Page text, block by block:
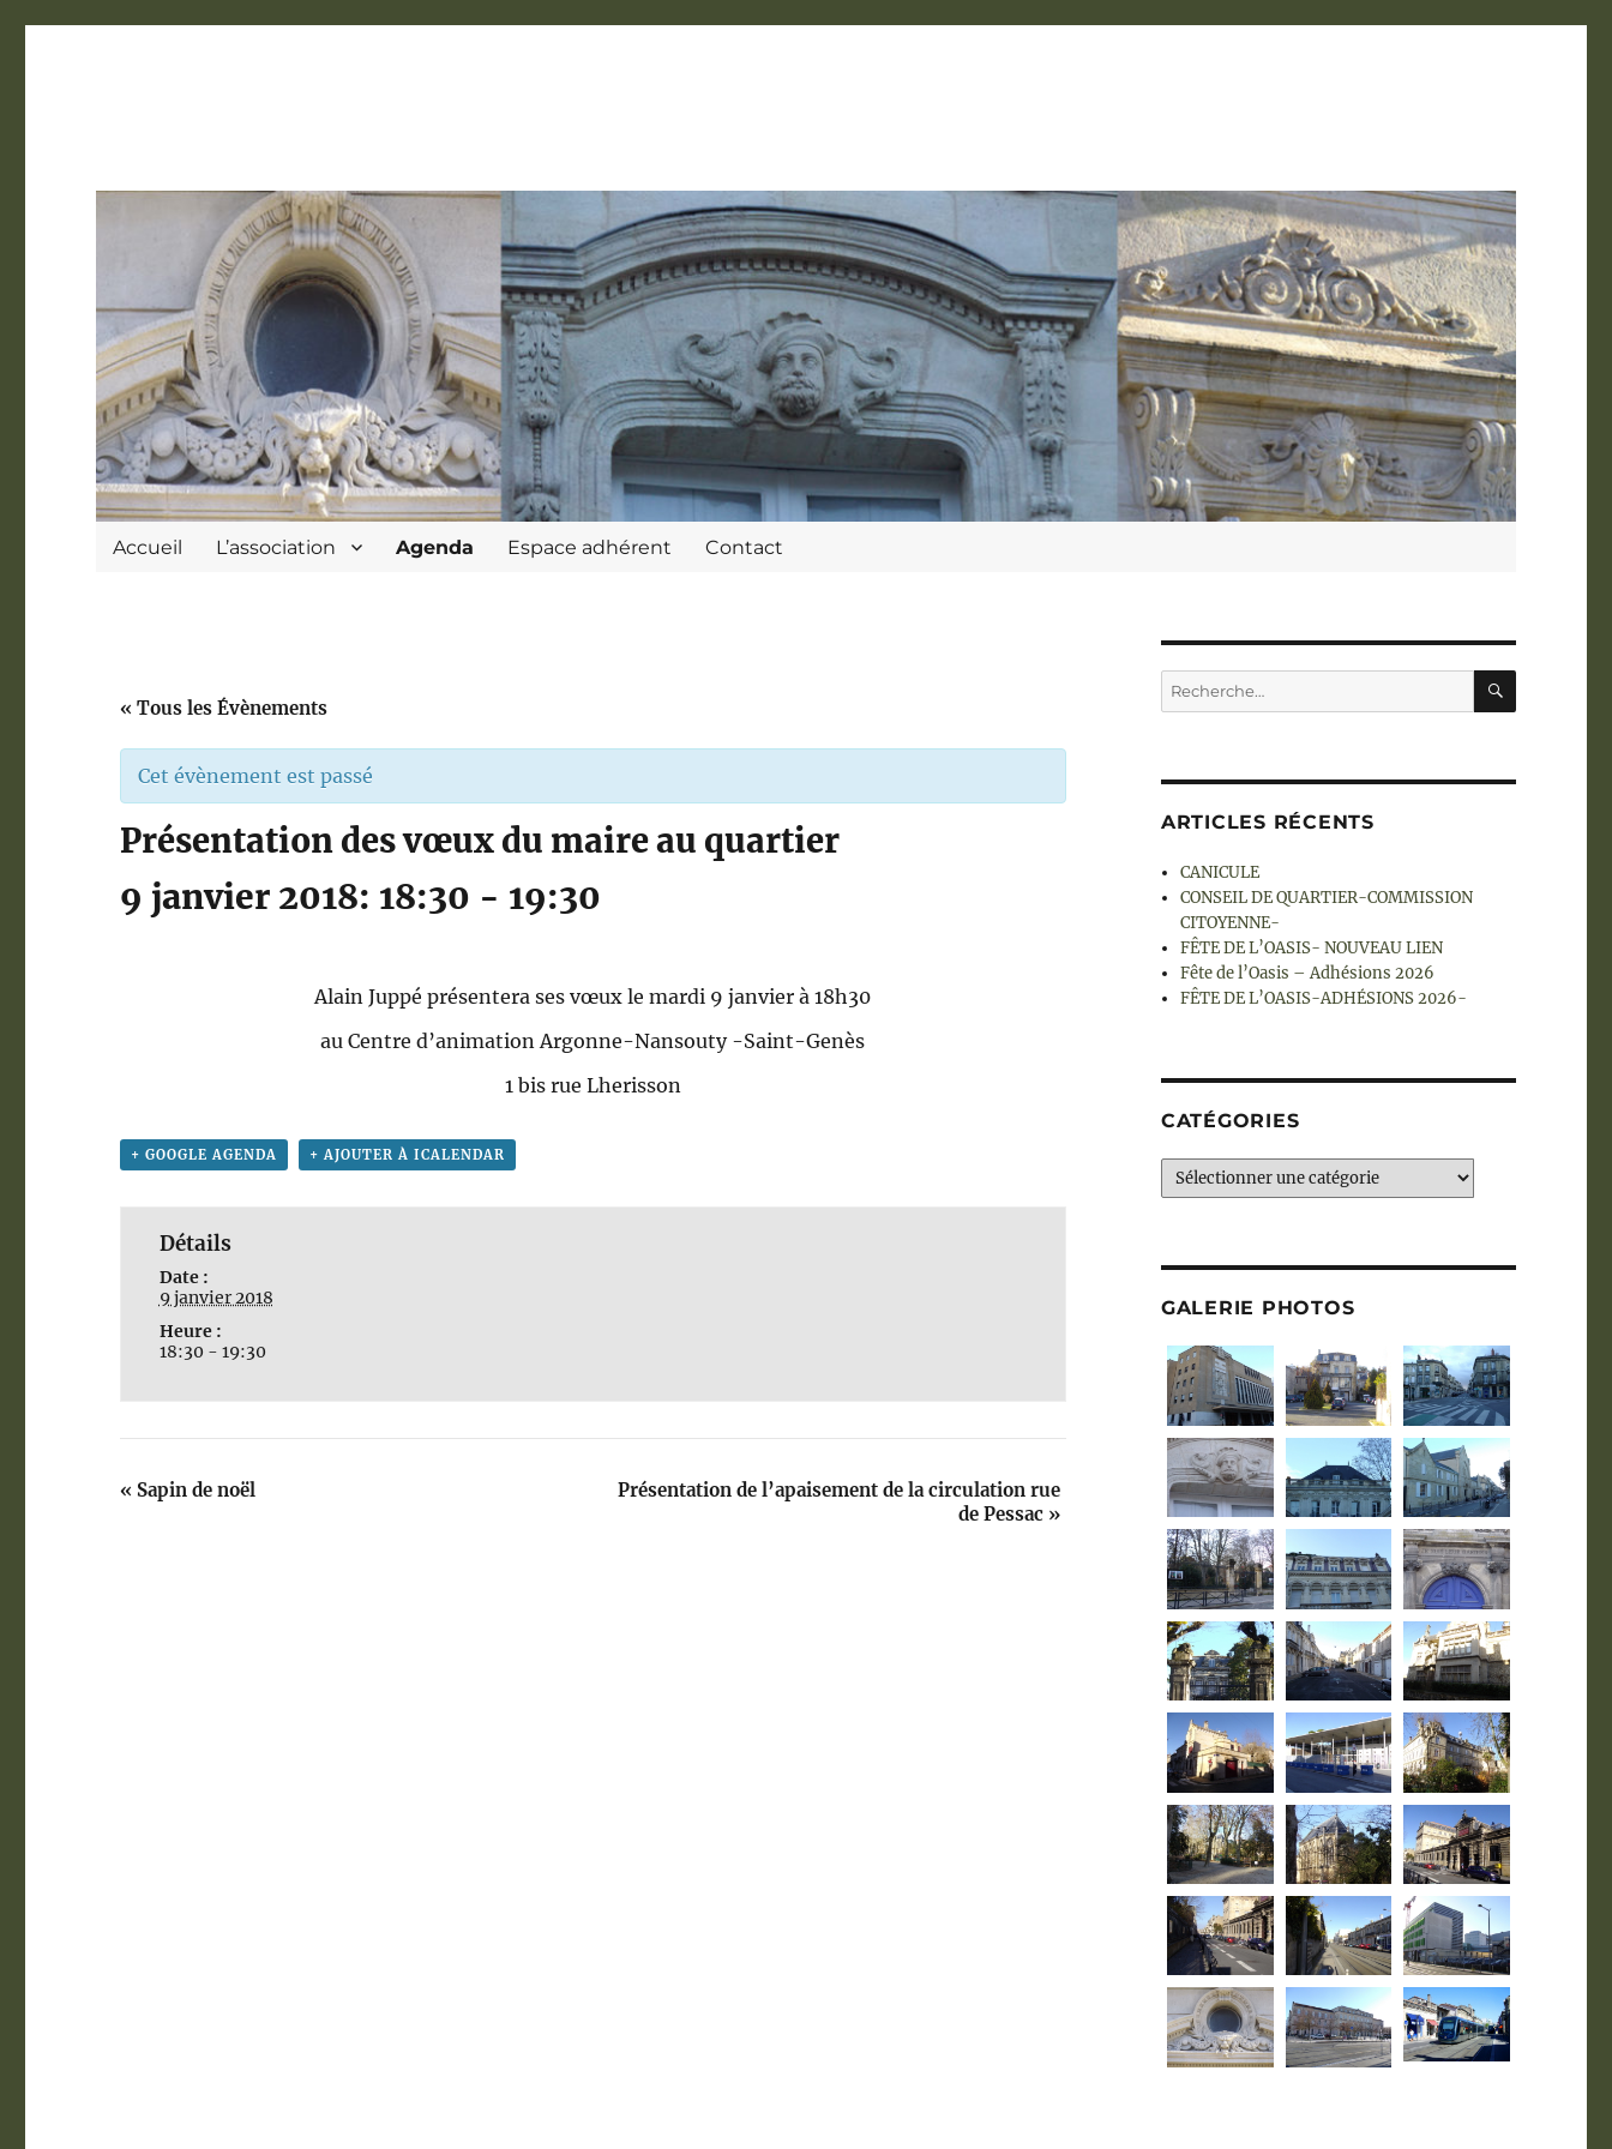
Accueil L’association Agenda Espace adhérent Contact
« Tous les Évènements
Cet évènement est passé
Présentation des vœux du maire au quartier
9 janvier 2018: 18:30 - 19:30
Alain Juppé présentera ses vœux le mardi 9 janvier à 18h30
au Centre d’animation Argonne-Nansouty -Saint-Genès
1 bis rue Lherisson
+ GOOGLE AGENDA + AJOUTER À ICALENDAR
Détails
Date :
9 janvier 2018
Heure :
18:30 - 19:30
« Sapin de noël
Présentation de l’apaisement de la circulation rue
de Pessac »
Recherche
pour :
ARTICLES RÉCENTS
CANICULE
CONSEIL DE QUARTIER-COMMISSION
CITOYENNE-
FÊTE DE L’OASIS- NOUVEAU LIEN
Fête de l’Oasis – Adhésions 2026
FÊTE DE L’OASIS-ADHÉSIONS 2026-
CATÉGORIES
Catégories
GALERIE PHOTOS